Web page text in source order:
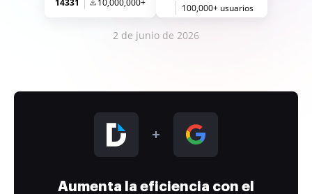
14331 10,000,000+
100,000+ usuarios
2 de junio de 2026
Aumenta la eficiencia con el